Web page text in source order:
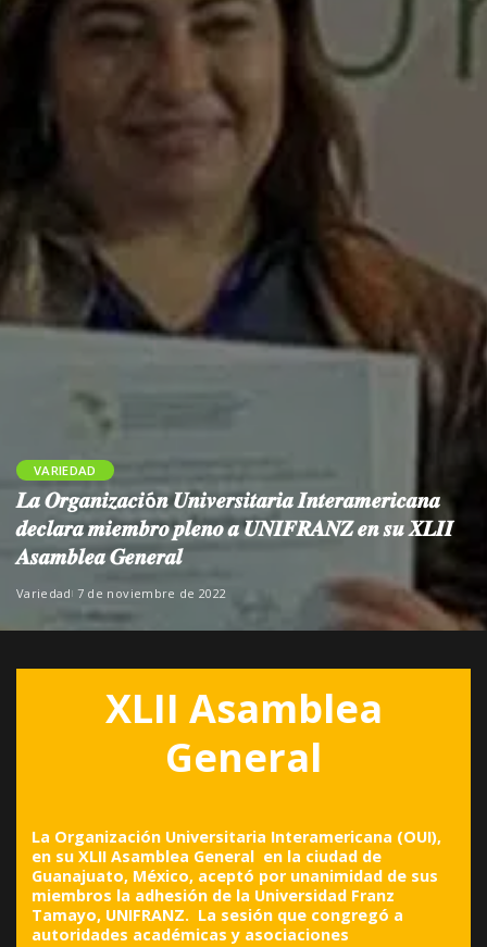
VARIEDAD
𝑳𝒂 𝑶𝒓𝒈𝒂𝒏𝒊𝒛𝒂𝒄𝒊ó𝒏 𝑼𝒏𝒊𝒗𝒆𝒓𝒔𝒊𝒕𝒂𝒓𝒊𝒂 𝑰𝒏𝒕𝒆𝒓𝒂𝒎𝒆𝒓𝒊𝒄𝒂𝒏𝒂
𝒅𝒆𝒄𝒍𝒂𝒓𝒂 𝒎𝒊𝒆𝒎𝒃𝒓𝒐 𝒑𝒍𝒆𝒏𝒐 𝒂 𝑼𝑵𝑰𝑭𝑹𝑨𝑵𝒁 𝒆𝒏 𝒔𝒖 𝑿𝑳𝑰𝑰
𝑨𝒔𝒂𝒎𝒃𝒍𝒆𝒂 𝑮𝒆𝒏𝒆𝒓𝒂𝒍
Variedad 7 de noviembre de 2022
XLII Asamblea
General
La Organización Universitaria Interamericana (OUI),
en su XLII Asamblea General en la ciudad de
Guanajuato, México, aceptó por unanimidad de sus
miembros la adhesión de la Universidad Franz
Tamayo, UNIFRANZ. La sesión que congregó a
autoridades académicas y asociaciones